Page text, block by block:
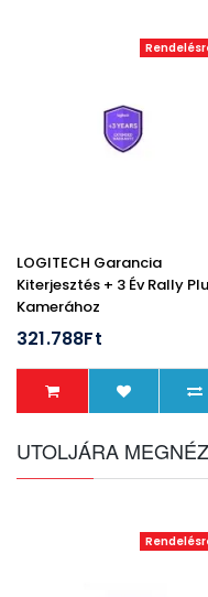
LOGITECH Garancia
Kiterjesztés + 3 Év Rally
Kamerához
321.788Ft
UTOLJÁRA